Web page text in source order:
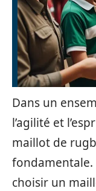
Dans un
l’agilité et
maillot de
fondamentale.
choisir un